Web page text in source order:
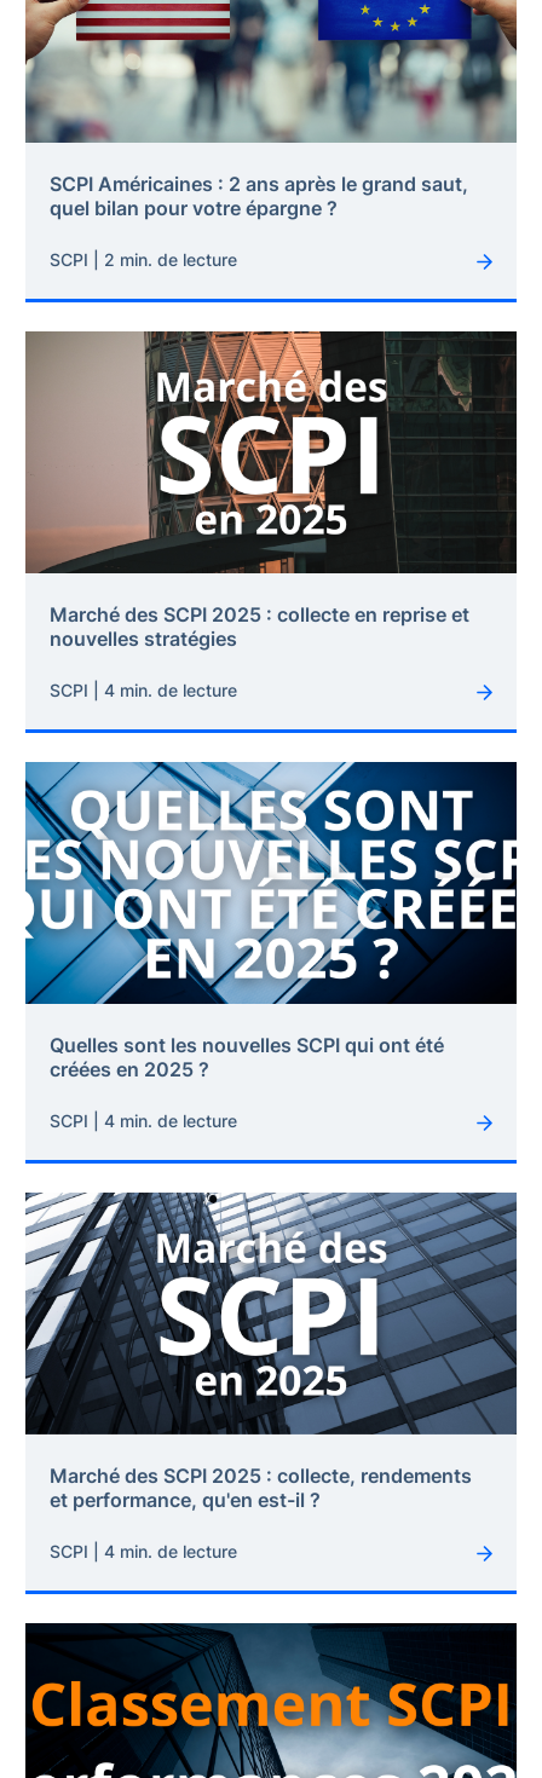
SCPI Américaines : 2 ans après le grand saut,
quel bilan pour votre épargne ?
SCPI | 2 min. de lecture
Marché des SCPI 2025 : collecte en reprise et
nouvelles stratégies
SCPI | 4 min. de lecture
Quelles sont les nouvelles SCPI qui ont été
créées en 2025 ?
SCPI | 4 min. de lecture
Marché des SCPI 2025 : collecte, rendements
et performance, qu'en est-il ?
SCPI | 4 min. de lecture